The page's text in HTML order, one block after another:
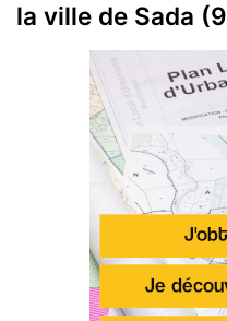
la ville de Sada